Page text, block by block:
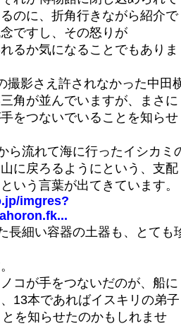
のに、折角行きながら紹介で
ですし、その怒りが
るか気になることでもありま
撮影さえ許されなかった中田
角が並んでいますが、まさに
をつないでいることを知らせ
ら流れて海に行ったイシカミ
に戻ろるようにという、支配
いう言葉が出てきています。
imgres?
長細い容器の土器も、とても
コが手をつないだのが、船に
13本であればイスキリの弟子
を知らせたのかもしれませ